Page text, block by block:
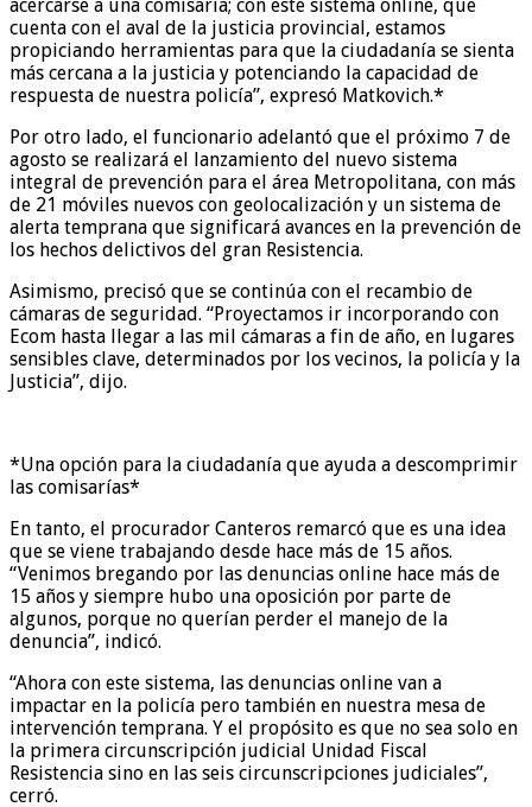
acercarse a una comisaría; con este sistema online, que
cuenta con el aval de la justicia provincial, estamos
propiciando herramientas para que la ciudadanía se sienta
más cercana a la justicia y potenciando la capacidad de
respuesta de nuestra policía”, expresó Matkovich.*
Por otro lado, el funcionario adelantó que el próximo 7 de
agosto se realizará el lanzamiento del nuevo sistema
integral de prevención para el área Metropolitana, con más
de 21 móviles nuevos con geolocalización y un sistema de
alerta temprana que significará avances en la prevención de
los hechos delictivos del gran Resistencia.
Asimismo, precisó que se continúa con el recambio de
cámaras de seguridad. “Proyectamos ir incorporando con
Ecom hasta llegar a las mil cámaras a fin de año, en lugares
sensibles clave, determinados por los vecinos, la policía y la
Justicia”, dijo.
*Una opción para la ciudadanía que ayuda a descomprimir
las comisarías*
En tanto, el procurador Canteros remarcó que es una idea
que se viene trabajando desde hace más de 15 años.
“Venimos bregando por las denuncias online hace más de
15 años y siempre hubo una oposición por parte de
algunos, porque no querían perder el manejo de la
denuncia”, indicó.
“Ahora con este sistema, las denuncias online van a
impactar en la policía pero también en nuestra mesa de
intervención temprana. Y el propósito es que no sea solo en
la primera circunscripción judicial Unidad Fiscal
Resistencia sino en las seis circunscripciones judiciales”,
cerró.